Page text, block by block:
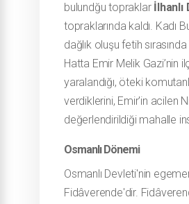
bulundğu topraklar İlhanlı
topraklarında kaldı. Kadı
dağlık oluşu fetih
Hatta Emir Melik Gazi’nin
yaralandığı, öteki
verdiklerini, Emir'in acilen
değerlendirildiği mahalle
Osmanlı Dönemi
Osmanlı Devleti'nin
Fidâverende'dir.